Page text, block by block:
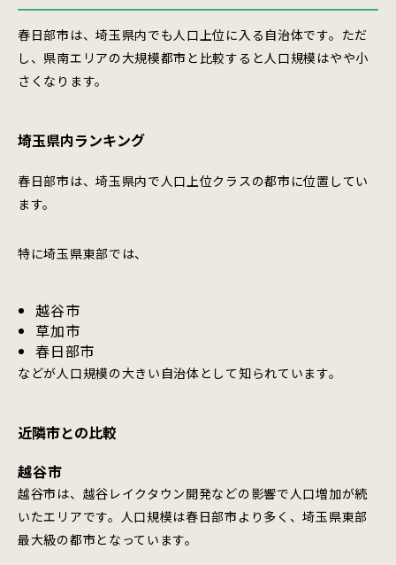
春日部市は、埼玉県内でも人口上位に入る自治体です。ただ
し、県南エリアの大規模都市と比較すると人口規模はやや小
さくなります。
埼玉県内ランキング
春日部市は、埼玉県内で人口上位クラスの都市に位置してい
ます。
特に埼玉県東部では、
越谷市
草加市
春日部市
などが人口規模の大きい自治体として知られています。
近隣市との比較
越谷市
越谷市は、越谷レイクタウン開発などの影響で人口増加が続
いたエリアです。人口規模は春日部市より多く、埼玉県東部
最大級の都市となっています。